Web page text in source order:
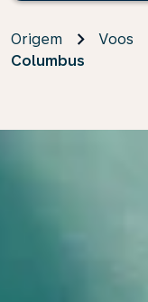
Origem Voos
Columbus